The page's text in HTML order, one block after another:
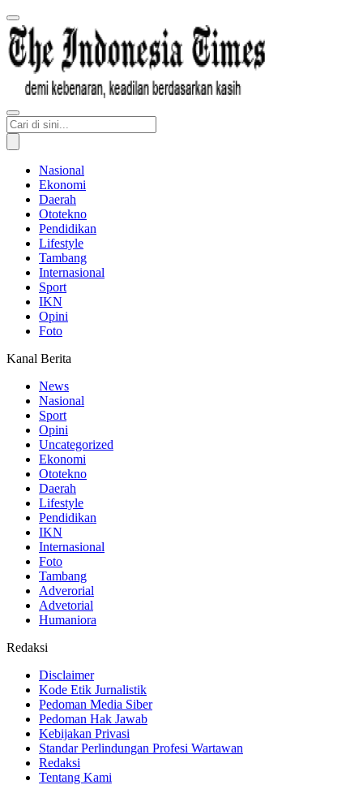
Nasional
Ekonomi
Daerah
Ototekno
Pendidikan
Lifestyle
Tambang
Internasional
Sport
IKN
Opini
Foto
Kanal Berita
News
Nasional
Sport
Opini
Uncategorized
Ekonomi
Ototekno
Daerah
Lifestyle
Pendidikan
IKN
Internasional
Foto
Tambang
Adverorial
Advetorial
Humaniora
Redaksi
Disclaimer
Kode Etik Jurnalistik
Pedoman Media Siber
Pedoman Hak Jawab
Kebijakan Privasi
Standar Perlindungan Profesi Wartawan
Redaksi
Tentang Kami